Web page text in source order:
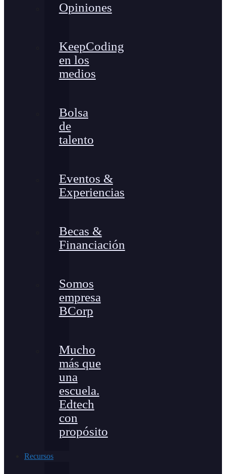
Opiniones
KeepCoding
en los
medios
Bolsa
de
talento
Eventos &
Experiencias
Becas &
Financiación
Somos
empresa
BCorp
Mucho
más que
una
escuela.
Edtech
con
propósito
Recursos